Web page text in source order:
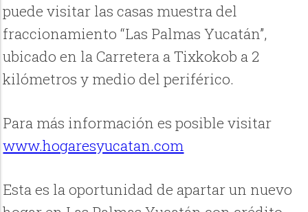
puede visitar las casas muestra del
fraccionamiento “Las Palmas Yucatán”,
ubicado en la Carretera a Tixkokob a 2
kilómetros y medio del periférico.
Para más información es posible visitar
www.hogaresyucatan.com
Esta es la oportunidad de apartar un nuevo